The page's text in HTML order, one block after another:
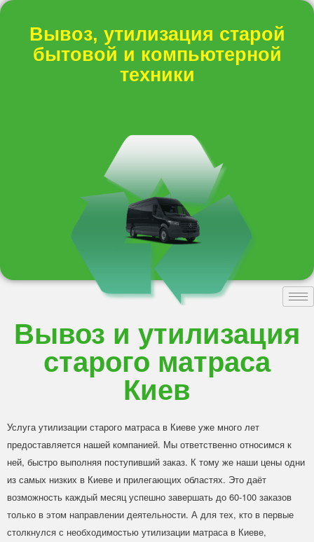
Вывоз, утилизация старой
бытовой и компьютерной
техники
Вывоз и утилизация
старого матраса
Киев
Услуга утилизации старого матраса в Киеве уже много лет
предоставляется нашей компанией. Мы ответственно относимся к
ней, быстро выполняя поступивший заказ. К тому же наши цены одни
из самых низких в Киеве и прилегающих областях. Это даёт
возможность каждый месяц успешно завершать до 60-100 заказов
только в этом направлении деятельности. А для тех, кто в первые
столкнулся с необходимостью утилизации матраса в Киеве,